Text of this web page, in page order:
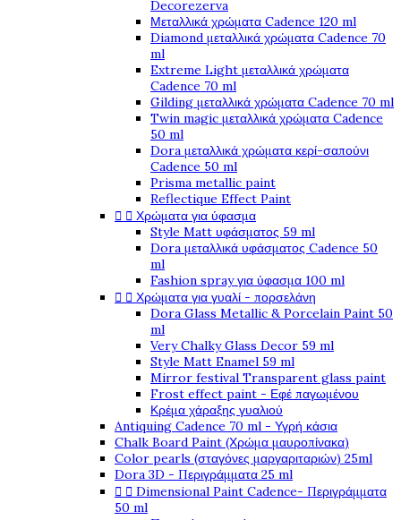
Decorezerva
Μεταλλικά χρώματα Cadence 120 ml
Diamond μεταλλικά χρώματα Cadence 70
ml
Extreme Light μεταλλικά χρώματα
Cadence 70 ml
Gilding μεταλλικά χρώματα Cadence 70 ml
Twin magic μεταλλικά χρώματα Cadence
50 ml
Dora μεταλλικά χρώματα κερί-σαπούνι
Cadence 50 ml
Prisma metallic paint
Reflectique Effect Paint
  Χρώματα για ύφασμα
Style Matt υφάσματος 59 ml
Dora μεταλλικά υφάσματος Cadence 50
ml
Fashion spray για ύφασμα 100 ml
  Χρώματα για γυαλί - πορσελάνη
Dora Glass Metallic & Porcelain Paint 50
ml
Very Chalky Glass Decor 59 ml
Style Matt Enamel 59 ml
Mirror festival Transparent glass paint
Frost effect paint - Εφέ παγωμένου
Κρέμα χάραξης γυαλιού
Antiquing Cadence 70 ml - Υγρή κάσια
Chalk Board Paint (Χρώμα μαυροπίνακα)
Color pearls (σταγόνες μαργαριταριών) 25ml
Dora 3D - Περιγράμματα 25 ml
  Dimensional Paint Cadence- Περιγράμματα
50 ml